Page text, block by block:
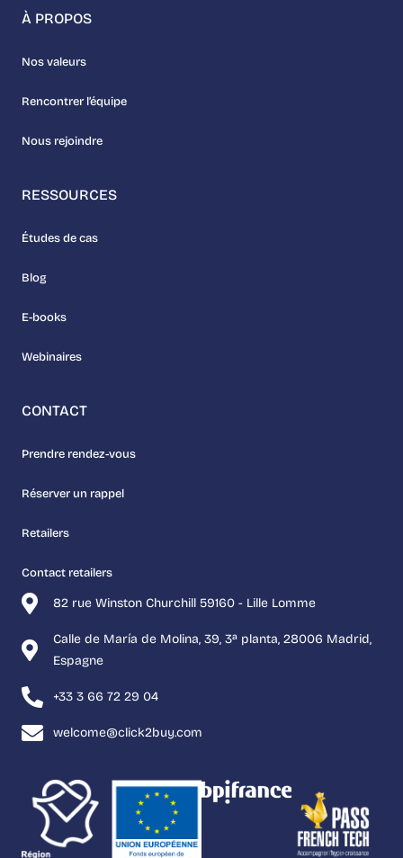
82 rue Winston Churchill 59160 - Lille Lomme
Calle de María de Molina, 39, 3ª planta, 28006 Madrid,
Espagne
+33 3 66 72 29 04
welcome@click2buy.com
À PROPOS
Nos valeurs
Rencontrer l’équipe
Nous rejoindre
RESSOURCES
Études de cas
Blog
E-books
Webinaires
CONTACT
Prendre rendez-vous
Réserver un rappel
Retailers
Contact retailers